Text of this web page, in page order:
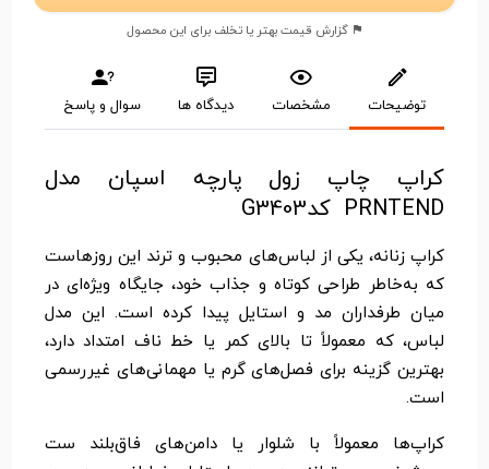
گزارش قیمت بهتر یا تخلف برای این محصول
توضیحات مشخصات دیدگاه ها سوال و پاسخ
کراپ چاپ زول پارچه اسپان مدل
PRNTEND کدG3403
کراپ زنانه، یکی از لباس‌های محبوب و ترند این روزهاست
که به‌خاطر طراحی کوتاه و جذاب خود، جایگاه ویژه‌ای در
میان طرفداران مد و استایل پیدا کرده است. این مدل
لباس، که معمولاً تا بالای کمر یا خط ناف امتداد دارد،
بهترین گزینه برای فصل‌های گرم یا مهمانی‌های غیررسمی
است.
کراپ‌ها معمولاً با شلوار یا دامن‌های فاق‌بلند ست